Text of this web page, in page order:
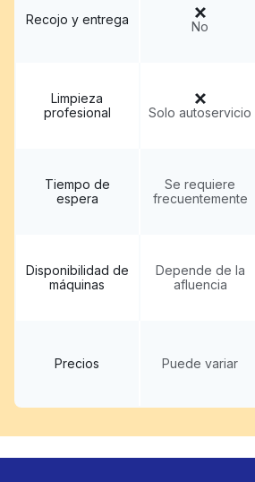
Recojo y entrega No
Limpieza
profesional
Solo autoservicio
Tiempo de
espera
Se requiere
frecuentemente
Disponibilidad de
máquinas
Depende de la
afluencia
Precios Puede variar